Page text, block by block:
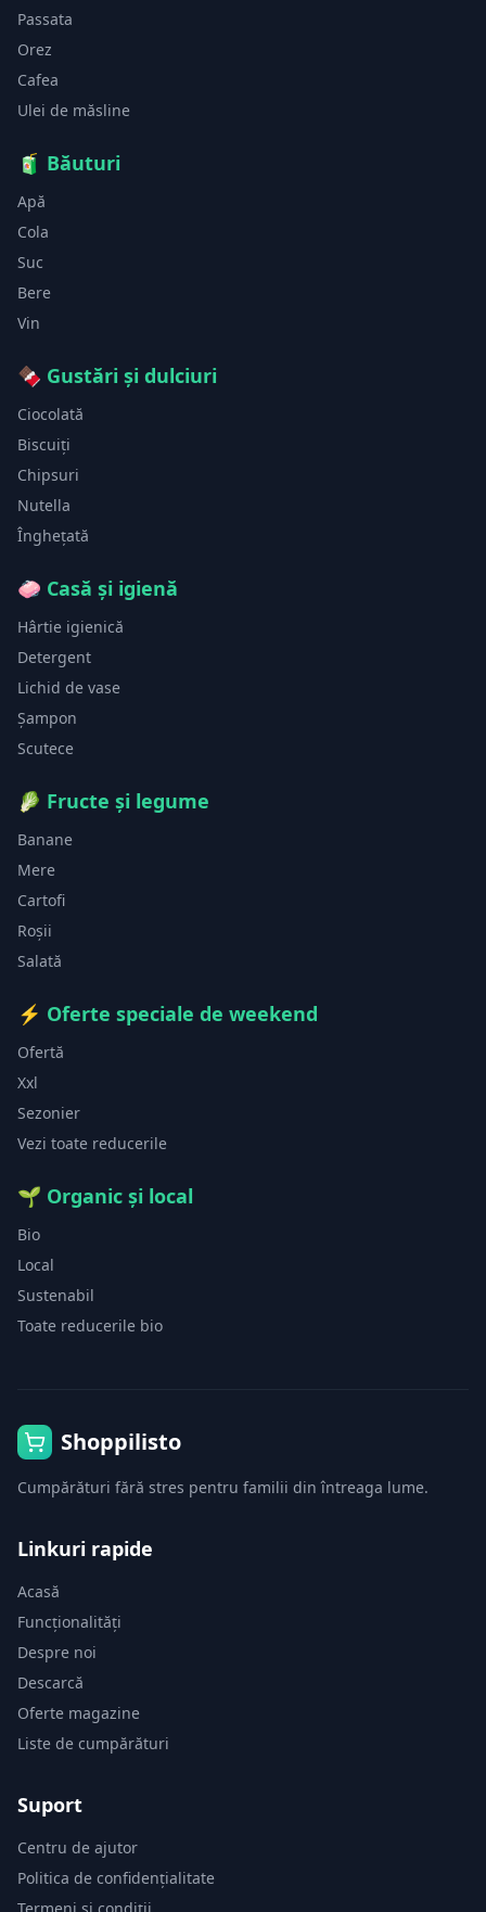
Passata
Orez
Cafea
Ulei de măsline
🧃 Băuturi
Apă
Cola
Suc
Bere
Vin
🍫 Gustări și dulciuri
Ciocolată
Biscuiți
Chipsuri
Nutella
Înghețată
🧼 Casă și igienă
Hârtie igienică
Detergent
Lichid de vase
Șampon
Scutece
🥬 Fructe și legume
Banane
Mere
Cartofi
Roșii
Salată
⚡ Oferte speciale de weekend
Ofertă
Xxl
Sezonier
Vezi toate reducerile
🌱 Organic și local
Bio
Local
Sustenabil
Toate reducerile bio
Shoppilisto
Cumpărături fără stres pentru familii din întreaga lume.
Linkuri rapide
Acasă
Funcționalități
Despre noi
Descarcă
Oferte magazine
Liste de cumpărături
Suport
Centru de ajutor
Politica de confidențialitate